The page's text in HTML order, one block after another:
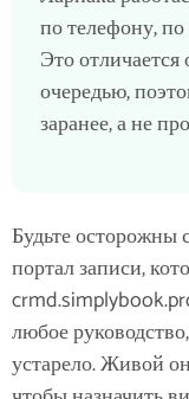
по телефону,
Это
очередью,
заранее, а не
Будьте осторожны
портал записи,
любое
устарело. Живой